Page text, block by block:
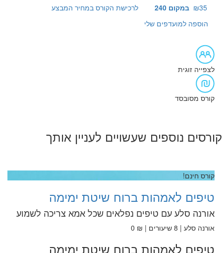
לרכישת הקורס במחיר המבצע ₪35 במקום 240
הוספה למועדפים שלי
לצפייה זוגית
קורס מסובסד
קורסים נוספים שעשויים לעניין אותך
קורס חינם!
טיפים לאמהות ברוח שיטת ימימה
אורנה סלע עם טיפים נפלאים שכל אמא צריכה לשמוע
אורנה סלע | 8 שיעורים | ₪ 0
טיפים לאמהות ברוח שיטת ימימה